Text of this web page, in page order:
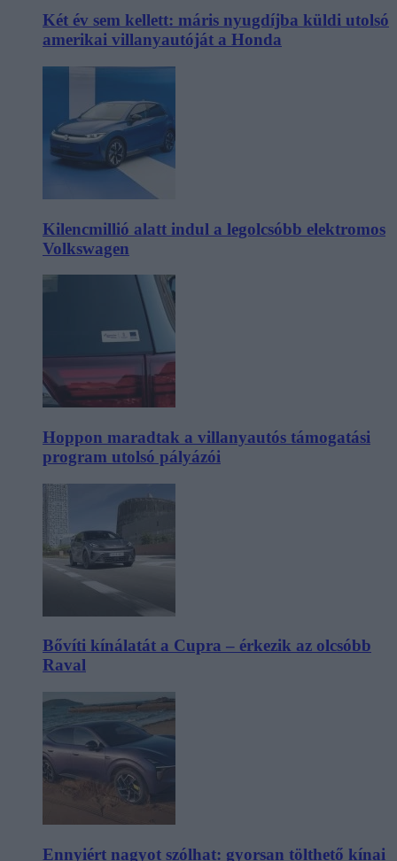
Két év sem kellett: máris nyugdíjba küldi utolsó
amerikai villanyautóját a Honda
Kilencmillió alatt indul a legolcsóbb elektromos
Volkswagen
Hoppon maradtak a villanyautós támogatási
program utolsó pályázói
Bővíti kínálatát a Cupra – érkezik az olcsóbb
Raval
Ennyiért nagyot szólhat: gyorsan tölthető kínai